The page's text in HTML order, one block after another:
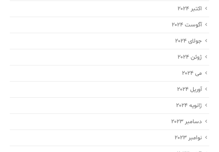
اکتبر 2024
آگوست 2024
جولای 2024
ژوئن 2024
می 2024
آوریل 2024
ژانویه 2024
دسامبر 2023
نوامبر 2023